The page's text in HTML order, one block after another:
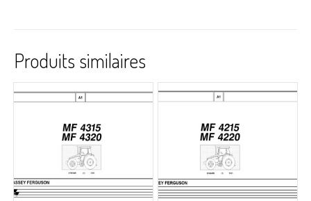
Produits similaires